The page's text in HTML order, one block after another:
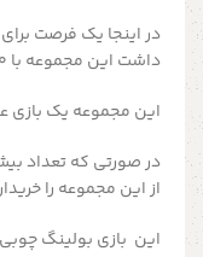
در اینجا یک فرصت
داشت این مجموعه با ۱۰ پین و یک توپ آماده است.
این مجموعه یک بازی
در صورتی که تعداد
از این مجموعه را
این بازی بولینگ